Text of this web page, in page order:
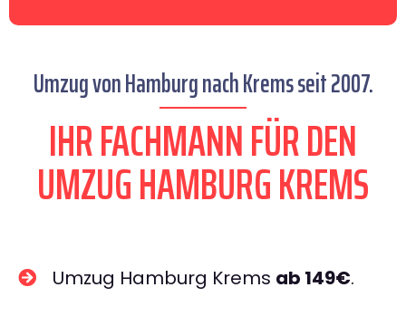
Umzug von Hamburg nach Krems seit 2007.
IHR FACHMANN FÜR DEN
UMZUG HAMBURG KREMS
Umzug Hamburg Krems ab 149€.